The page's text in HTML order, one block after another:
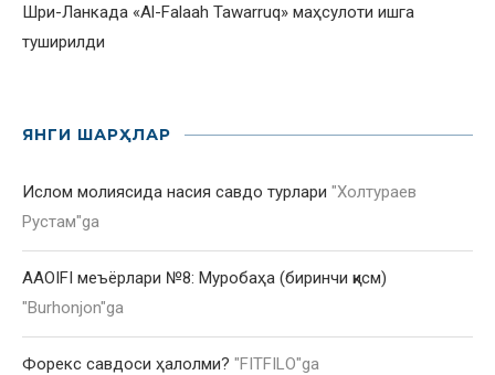
Шри-Ланкада «Al-Falaah Tawarruq» маҳсулоти ишга
туширилди
ЯНГИ ШАРҲЛАР
Ислом молиясида насия савдо турлари "Холтураев
Рустам"ga
AAOIFI меъёрлари №8: Муробаҳа (биринчи қисм)
"Burhonjon"ga
Форекс савдоси ҳалолми? "FITFILO"ga